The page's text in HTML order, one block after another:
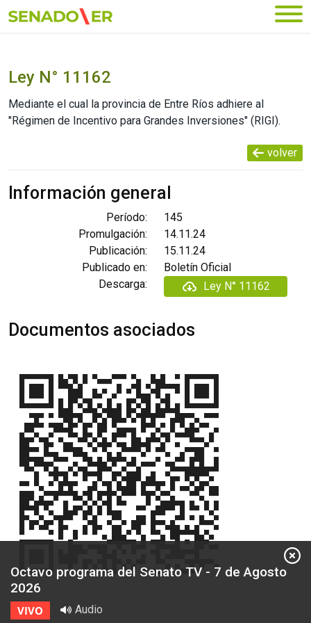
Ir al menú principal
Ley N° 11162
Mediante el cual la provincia de Entre Ríos adhiere al
"Régimen de Incentivo para Grandes Inversiones" (RIGI).
volver
Información general
Período:
145
Promulgación:
14.11.24
Publicación:
15.11.24
Publicado en:
Boletín Oficial
Descarga:
Ley N° 11162
Documentos asociados
Octavo programa del Senato TV - 7 de Agosto
2026
VIVO Audio